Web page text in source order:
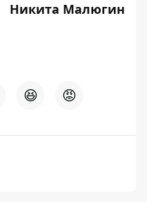
Никита Малюгин
😆 😡